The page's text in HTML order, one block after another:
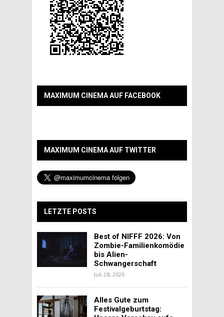
MAXIMUM CINEMA AUF FACEBOOK
MAXIMUM CINEMA AUF TWITTER
LETZTE POSTS
Best of NIFFF 2026: Von
Zombie-Familienkomödie
bis Alien-
Schwangerschaft
Juli 28, 2026
Alles Gute zum
Festivalgeburtstag: